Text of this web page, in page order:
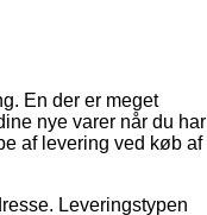
En der er meget
nye varer når du har
af levering ved køb af
Leveringstypen